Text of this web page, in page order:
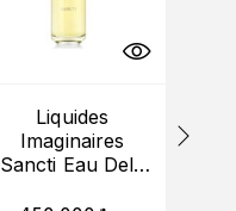
Liquides
Imaginaires
Sancti Eau Dela